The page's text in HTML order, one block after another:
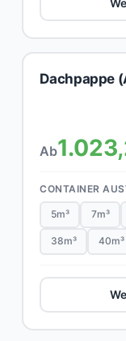
Dachpappe
Ab
CONTAINER
5m³ 7m³
38m³ 40m³